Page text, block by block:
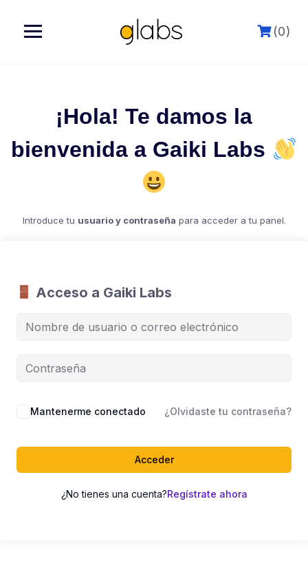
siguiente
(0)
¡Hola! Te damos la
bienvenida a Gaiki Labs
Introduce tu usuario y contraseña para acceder a tu panel.
Acceso a Gaiki Labs
Mantenerme conectado ¿Olvidaste tu contraseña?
Acceder
¿No tienes una cuenta?Regístrate ahora